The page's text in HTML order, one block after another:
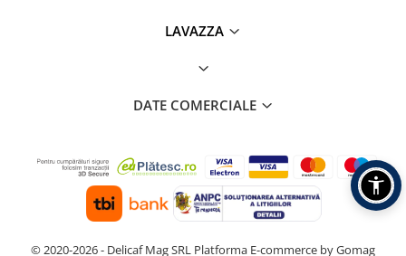
LAVAZZA
DATE COMERCIALE
© 2020-2026 - Delicaf Mag SRL Platforma E-commerce by Gomag